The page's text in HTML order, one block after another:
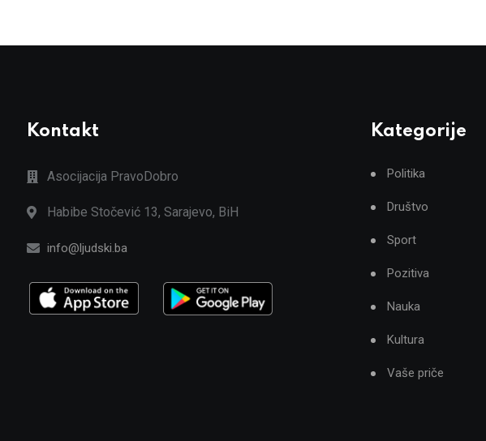
Kontakt
Asocijacija PravoDobro
Habibe Stočević 13, Sarajevo, BiH
info@ljudski.ba
Kategorije
Politika
Društvo
Sport
Pozitiva
Nauka
Kultura
Vaše priče